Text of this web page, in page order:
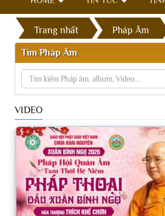
Trang nhất Pháp Âm
Tìm Pháp Âm
VIDEO